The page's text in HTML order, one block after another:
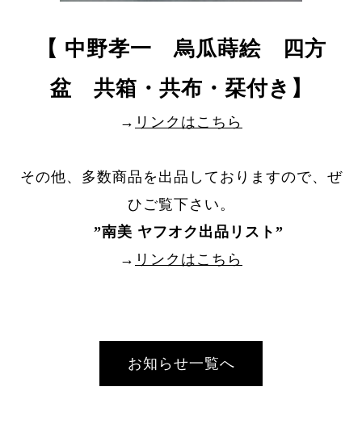
【 中野孝一 烏瓜蒔絵 四方
盆 共箱・共布・栞付き】
→ リンクはこちら
その他、多数商品を出品しておりますので、ぜ
ひご覧下さい。
”南美 ヤフオク出品リスト ”
→ リンクはこちら
お知らせ一覧へ